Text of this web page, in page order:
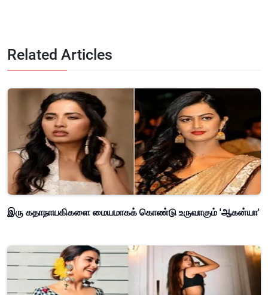
Related Articles
இரு கதாநாயகிகளை மையமாகக் கொண்டு உருவாகும் 'ஆகன்யா'